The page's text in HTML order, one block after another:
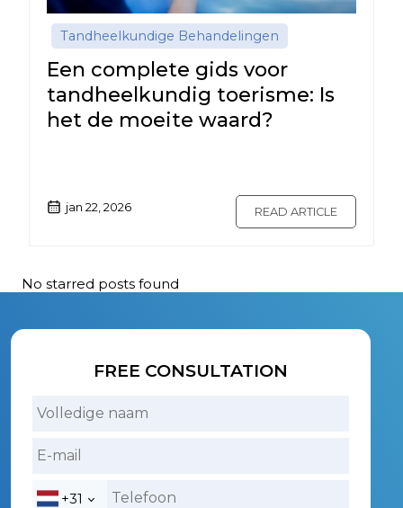
Tandheelkundige Behandelingen
Een complete gids voor
tandheelkundig toerisme: Is
het de moeite waard?
jan 22, 2026 READ ARTICLE
No starred posts found
FREE CONSULTATION
+31